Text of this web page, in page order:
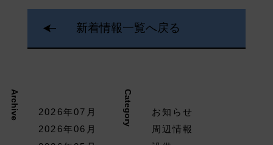
新着情報一覧へ戻る
Archive
2026年07月
2026年06月
Category
お知らせ
周辺情報